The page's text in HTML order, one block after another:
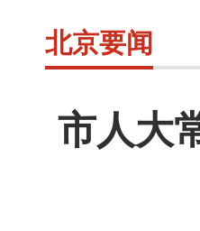
北京要闻
市人大